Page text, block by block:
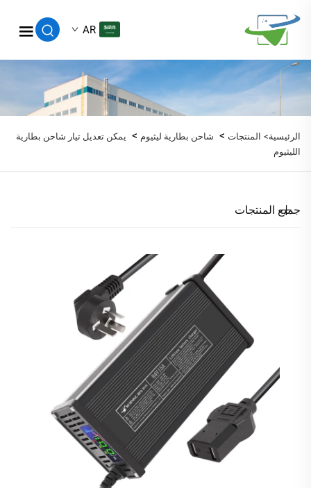
AR
الرئيسية> المنتجات > شاحن بطارية ليثيوم > يمكن تعديل تيار شاحن بطارية
الليثيوم
جميع المنتجات